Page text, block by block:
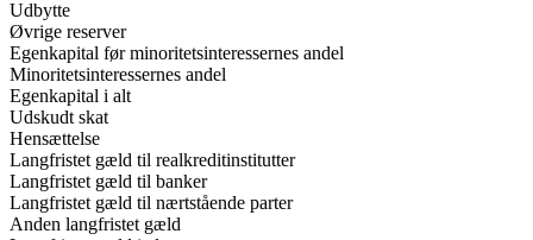
Udbytte
Øvrige reserver
Egenkapital før minoritetsinteressernes andel
Minoritetsinteressernes andel
Egenkapital i alt
Udskudt skat
Hensættelse
Langfristet gæld til realkreditinstitutter
Langfristet gæld til banker
Langfristet gæld til nærtstående parter
Anden langfristet gæld